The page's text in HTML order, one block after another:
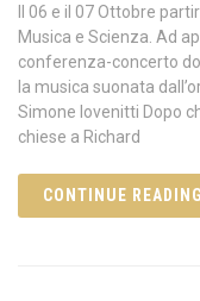
Il 06 e il 07 Ottobre
Musica e Scienza. Ad
conferenza-concerto
la musica suonata
Simone Iovenitti Dopo
chiese a Richard
CONTINUE READING